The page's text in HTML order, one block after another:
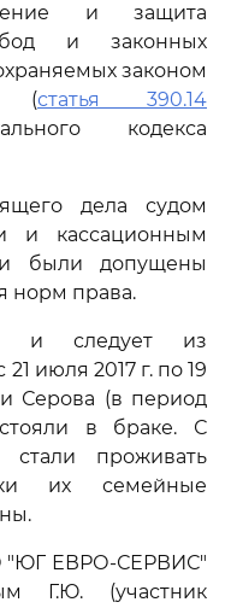
и защита
и законных
законом
(статья 390.14
кодекса
дела судом
и кассационным
были допущены
норм права.
и следует из
июля 2017 г. по 19
Серова (в период
в браке. С
стали проживать
их семейные
"ЮГ ЕВРО-СЕРВИС"
Г.Ю. (участник